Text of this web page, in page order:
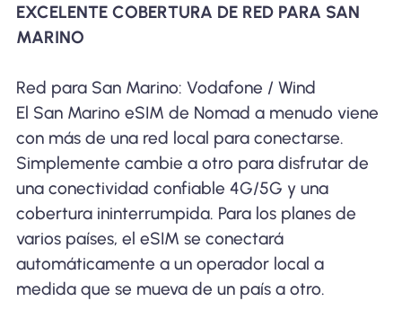
EXCELENTE COBERTURA DE RED PARA SAN
MARINO
Red para San Marino: Vodafone / Wind
El San Marino eSIM de Nomad a menudo viene
con más de una red local para conectarse.
Simplemente cambie a otro para disfrutar de
una conectividad confiable 4G/5G y una
cobertura ininterrumpida. Para los planes de
varios países, el eSIM se conectará
automáticamente a un operador local a
medida que se mueva de un país a otro.